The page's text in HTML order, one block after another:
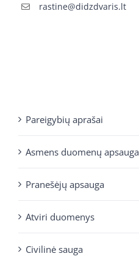
rastine@didzdvaris.lt
Pareigybių aprašai
Asmens duomenų apsauga
Pranešėjų apsauga
Atviri duomenys
Civilinė sauga